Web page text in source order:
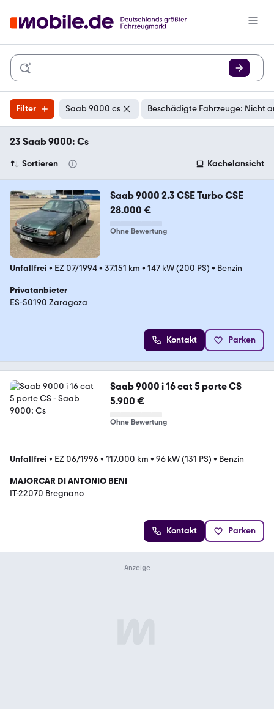
Filter Saab 9000 cs Beschädigte Fahrzeuge: Nicht
23 Saab 9000: Cs
Sortieren Kachelansicht
Saab 9000 2.3 CSE Turbo CSE
28.000 €
Ohne Bewertung
Unfallfrei • EZ 07/1994• 37.151 km • 147 kW (200 PS) • Benzin
Privatanbieter
ES-50190 Zaragoza
Kontakt Parken
Saab 9000 i 16 cat 5 porte CS
5.900 €
Ohne Bewertung
Unfallfrei • EZ 06/1996• 117.000 km • 96 kW (131 PS) • Benzin
MAJORCAR DI ANTONIO BENI
IT-22070 Bregnano
Kontakt Parken